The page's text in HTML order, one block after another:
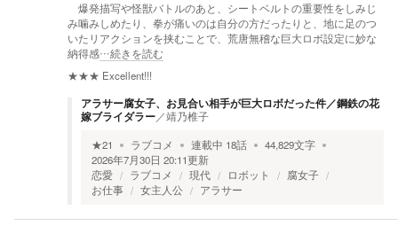
爆発描写や怪獣バトルのあと、シートベルトの重要性をしみじ
み噛みしめたり、拳が痛いのは自分の方だったりと、地に足のつ
いたリアクションを挟むことで、荒唐無稽な巨大ロボ設定に妙な
納得感…続きを読む
★★★ Excellent!!!
アラサー腐女子、お見合い相手が巨大ロボだった件／鋼鉄の花
嫁ブライダラー／靖乃椎子
★21 ラブコメ 連載中 18話 44,829文字
2026年7月30日 20:11更新
恋愛
ラブコメ 現代 ロボット
腐女子
お仕事
女主人公 アラサー